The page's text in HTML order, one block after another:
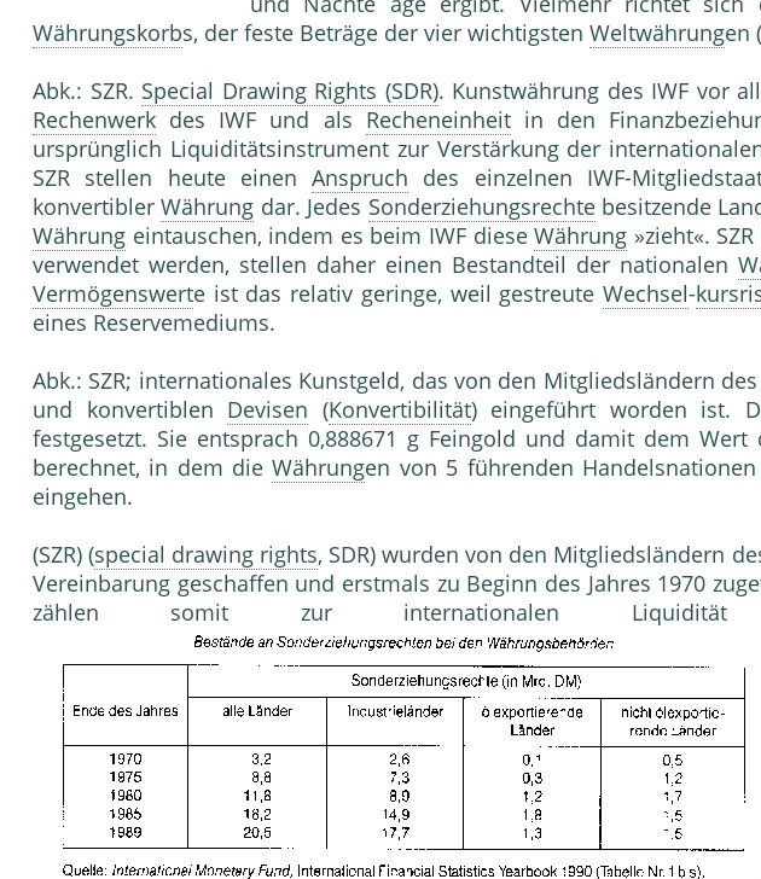
Währungskorbs, der feste Beträge der vier wichtigsten Weltwährungen
Abk.: SZR. Special Drawing Rights (SDR). Kunstwährung des IWF vor
Rechenwerk des IWF und als Recheneinheitin den
ursprünglich Liquiditätsinstrument zur Verstärkung der
SZR stellen heute einenAnspruch des einzelnen IWF-
konvertiblerWährung dar. Jedes Sonderziehungsrechtebesitzende
Währung eintauschen, indem es beim IWF dieseWährung »zieht«.
verwendet werden, stellen daher einen Bestandteil der nationalen
Vermögenswerte ist das relativ geringe, weil gestreute Wechsel-
eines Reservemediums.
Abk.: SZR; internationales Kunstgeld, das von den Mitgliedsländern
und konvertiblen Devisen (Konvertibilität) eingeführt worden ist.
festgesetzt. Sie entsprach 0,888671 g Feingold und damit dem
berechnet, in dem dieWährungen von 5 führenden Handelsnationen
eingehen.
(SZR) (special drawing rights, SDR) wurden von den Mitgliedsländern
Vereinbarung geschaffen und erstmals zu Beginn des Jahres 1970
zählen somit zur internationalen Liquidität